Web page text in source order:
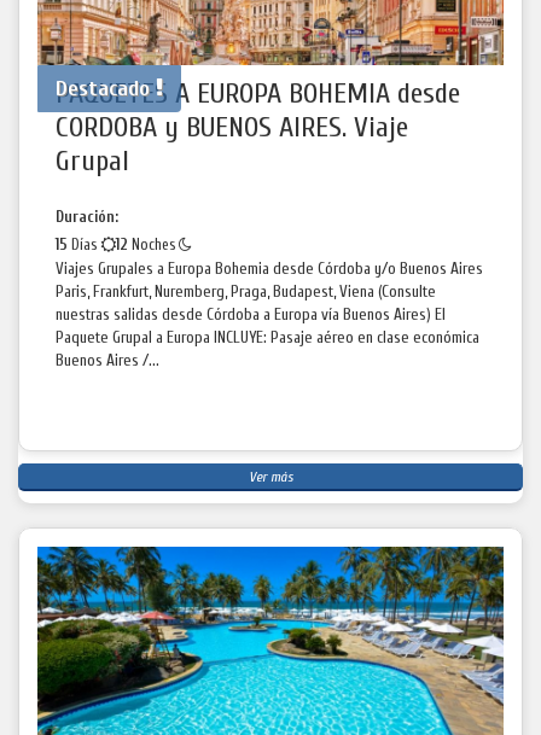
Destacado
PAQUETES A EUROPA BOHEMIA desde
CORDOBA y BUENOS AIRES. Viaje
Grupal
Duración:
15 Días 12 Noches
Viajes Grupales a Europa Bohemia desde Córdoba y/o Buenos Aires
Paris, Frankfurt, Nuremberg, Praga, Budapest, Viena (Consulte
nuestras salidas desde Córdoba a Europa vía Buenos Aires) El
Paquete Grupal a Europa INCLUYE: Pasaje aéreo en clase económica
Buenos Aires /...
Ver más